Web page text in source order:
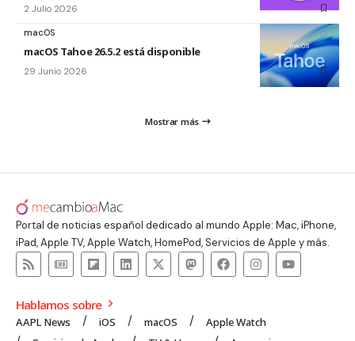
2 Julio 2026
macOS
macOS Tahoe 26.5.2 está disponible
29 Junio 2026
Mostrar más
Portal de noticias español dedicado al mundo Apple: Mac, iPhone,
iPad, Apple TV, Apple Watch, HomePod, Servicios de Apple y más.
Hablamos sobre
AAPL News iOS macOS
Apple Watch